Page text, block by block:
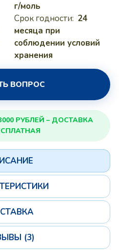
г/моль
Срок годности: 24
месяца при
соблюдении условий
хранения
ВОПРОС
РУБЛЕЙ – ДОСТАВКА
(3)